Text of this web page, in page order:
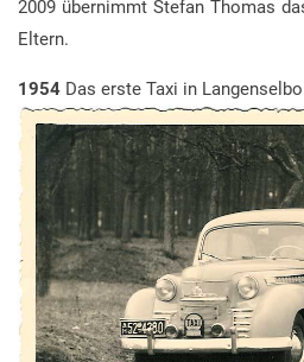
2009 übernimmt Stefan Thomas
Eltern.
1954 Das erste Taxi in